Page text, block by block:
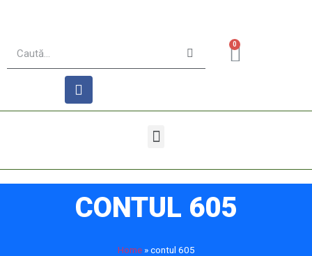
0
CONTUL 605
Home»contul 605